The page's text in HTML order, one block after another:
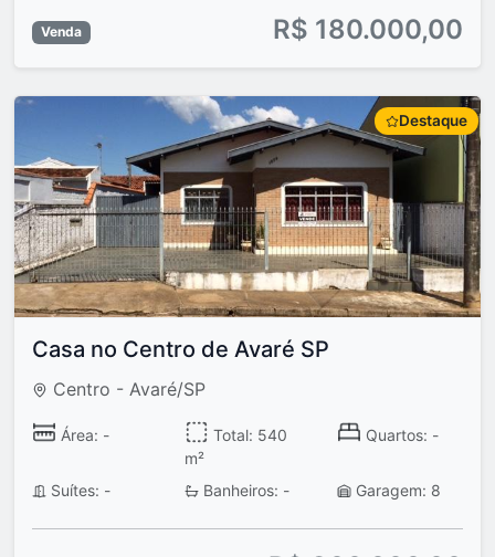
Venda R$ 180.000,00
Destaque
Casa no Centro de Avaré SP
Centro - Avaré/SP
Área: -
Total: 540
m²
Quartos: -
Suítes: - Banheiros: - Garagem: 8